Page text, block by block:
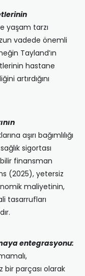
yaşam tarzı
vadede önemli
Tayland’ın
hastane
artırdığını
aşırı bağımlılığı
sigortası
finansman
(2025), yetersiz
maliyetinin,
tasarrufları
entegrasyonu:
bir parçası olarak